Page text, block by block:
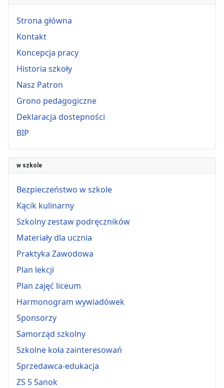
Strona główna
Kontakt
Koncepcja pracy
Historia szkoły
Nasz Patron
Grono pedagogiczne
Deklaracja dostepności
BIP
w szkole
Bezpieczeństwo w szkole
Kącik kulinarny
Szkolny zestaw podręczników
Materiały dla ucznia
Praktyka Zawodowa
Plan lekcji
Plan zajęć liceum
Harmonogram wywiadówek
Sponsorzy
Samorząd szkolny
Szkolne koła zainteresowań
Sprzedawca-edukacja
ZS 5 Sanok